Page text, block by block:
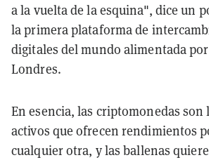
a la vuelta de la esquina", dice un
la primera plataforma de
digitales del mundo alimentada
Londres.
En esencia, las criptomonedas son
activos que ofrecen rendimientos
cualquier otra, y las ballenas